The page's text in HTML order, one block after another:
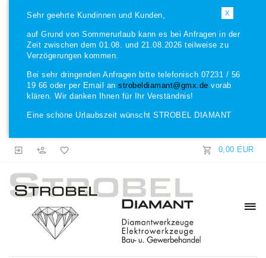
X
Sehr geehrte Kundinnen und Kunden,
auf Grund von Sommerurlaub kann es bei Anfragen in der
Zeit zwischen dem 01.08. und 21.08.2026 teilweise zu
Verzögerungen kommen.
Bei sehr dringenden Anfragen bitte telefonisch 07231 / 56
19 66 oder per Email an strobeldiamant@gmx.de vorab
klären. Wir danken Ihnen für Ihr Verständnis!
Eine schöne Urlaubszeit wünscht STROBEL DIAMANT
0,00 EUR